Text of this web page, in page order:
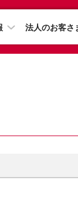
法人のお客さ